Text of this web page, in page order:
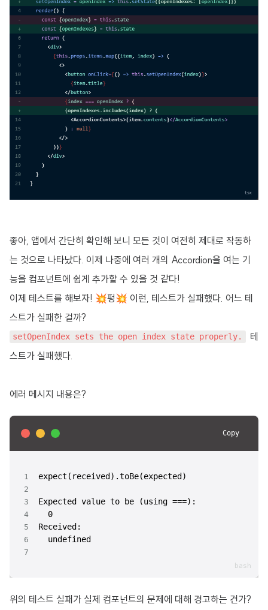
좋아, 앱에서 간단히 확인해 보니 모든 것이 여전히 제대로 작동하
는 것으로 나타났다. 이제 나중에 여러 개의 Accordion을 여는 기
능을 컴포넌트에 쉽게 추가할 수 있을 것 같다!
이제 테스트를 해보자! 💥펑💥 이런, 테스트가 실패했다. 어느 테
스트가 실패한 걸까?
setOpenIndex sets the open index state properly.
테
스트가 실패했다.
에러 메시지 내용은?
Copy
  undefined
위의 테스트 실패가 실제 컴포넌트의 문제에 대해 경고하는 건가?